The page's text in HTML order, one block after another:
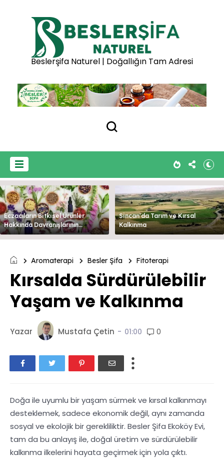
Beslerşifa Naturel | Doğallığın Tam Adresi
Eczacıların Bitkisel Ürünler
Hakkında Davranışlarının
Değerlendirilmesi
Sincan'da Tarım ve Kırsal
Kalkınma
Aromaterapi Besler Şifa Fitoterapi
Kırsalda Sürdürülebilir
Yaşam ve Kalkınma
Yazar Mustafa Çetin - 01:00 0
Doğa ile uyumlu bir yaşam sürmek ve kırsal kalkınmayı
desteklemek, sadece ekonomik değil, aynı zamanda
sosyal ve ekolojik bir gerekliliktir. Besler Şifa Ekoköy Evi,
tam da bu anlayış ile, doğal üretim ve sürdürülebilir
kalkınma ilkelerini hayata geçirmek için yola çıktı.